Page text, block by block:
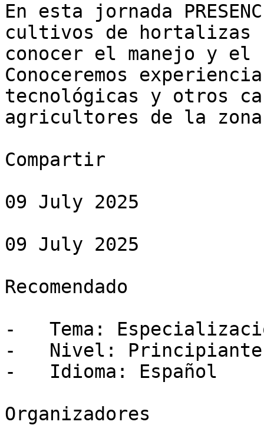
En esta jornada
cultivos de hortalizas
conocer el manejo y
Conoceremos
tecnológicas y otros
agricultores de la
Compartir
09 July 2025
09 July 2025
Recomendado
-   Tema:
-   Nivel: Principiante
-   Idioma: Español
Organizadores